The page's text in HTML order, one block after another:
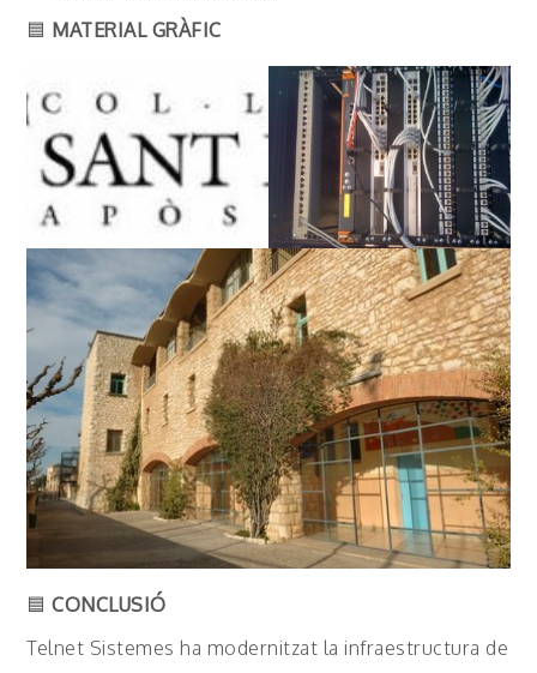
🟦 MATERIAL GRÀFIC
🟦CONCLUSIÓ
Telnet Sistemes ha modernitzat la infraestructura de